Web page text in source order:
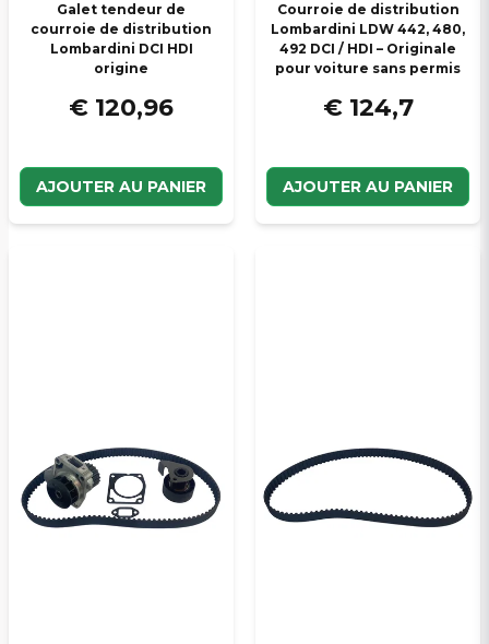
Galet tendeur de
courroie de distribution
Lombardini DCI HDI
origine
€ 120,96
AJOUTER AU PANIER
Courroie de distribution
Lombardini LDW 442, 480,
492 DCI / HDI – Originale
pour voiture sans permis
€ 124,7
AJOUTER AU PANIER